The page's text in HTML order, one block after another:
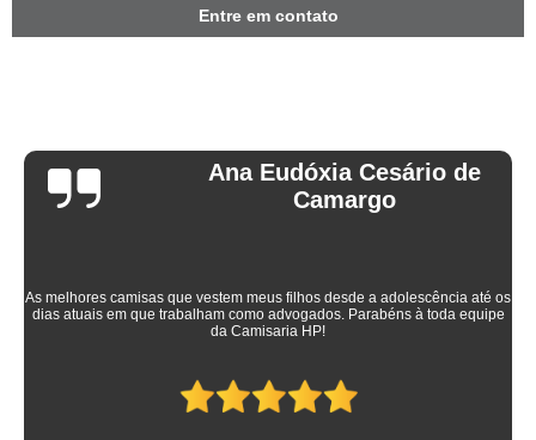
Entre em contato
Ana Eudóxia Cesário de
Camargo
As melhores camisas que vestem meus filhos desde a adolescência até os
dias atuais em que trabalham como advogados. Parabéns à toda equipe
da Camisaria HP!